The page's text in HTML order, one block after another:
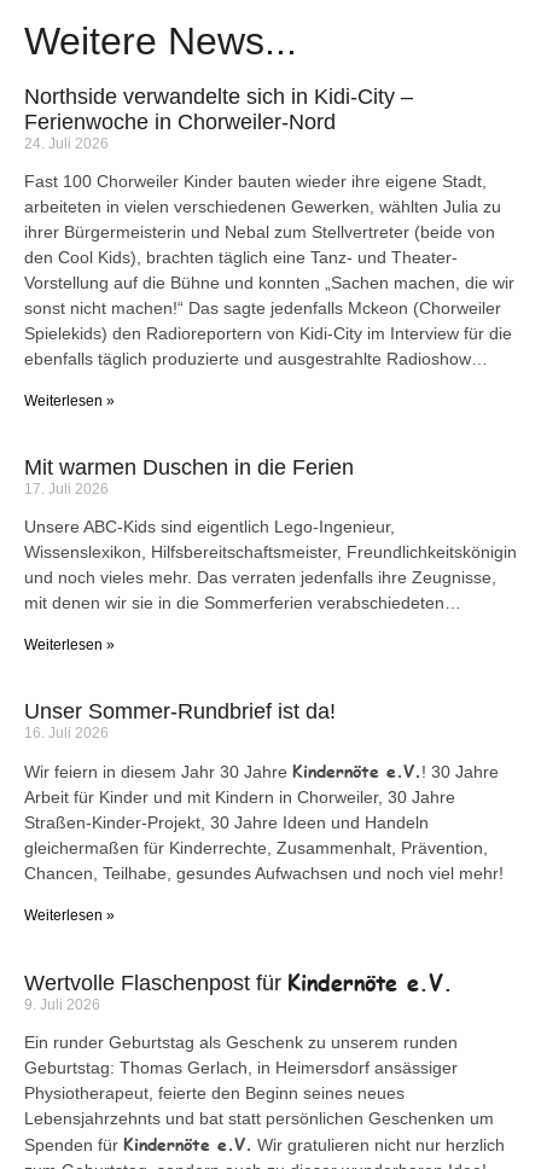
Weitere News...
Northside verwandelte sich in Kidi-City –
Ferienwoche in Chorweiler-Nord
24. Juli 2026
Fast 100 Chorweiler Kinder bauten wieder ihre eigene Stadt,
arbeiteten in vielen verschiedenen Gewerken, wählten Julia zu
ihrer Bürgermeisterin und Nebal zum Stellvertreter (beide von
den Cool Kids), brachten täglich eine Tanz- und Theater-
Vorstellung auf die Bühne und konnten „Sachen machen, die wir
sonst nicht machen!“ Das sagte jedenfalls Mckeon (Chorweiler
Spielekids) den Radioreportern von Kidi-City im Interview für die
ebenfalls täglich produzierte und ausgestrahlte Radioshow…
Weiterlesen »
Mit warmen Duschen in die Ferien
17. Juli 2026
Unsere ABC-Kids sind eigentlich Lego-Ingenieur,
Wissenslexikon, Hilfsbereitschaftsmeister, Freundlichkeitskönigin
und noch vieles mehr. Das verraten jedenfalls ihre Zeugnisse,
mit denen wir sie in die Sommerferien verabschiedeten…
Weiterlesen »
Unser Sommer-Rundbrief ist da!
16. Juli 2026
Wir feiern in diesem Jahr 30 Jahre Kindernöte e.V.! 30 Jahre
Arbeit für Kinder und mit Kindern in Chorweiler, 30 Jahre
Straßen-Kinder-Projekt, 30 Jahre Ideen und Handeln
gleichermaßen für Kinderrechte, Zusammenhalt, Prävention,
Chancen, Teilhabe, gesundes Aufwachsen und noch viel mehr!
Weiterlesen »
Wertvolle Flaschenpost für Kindernöte e.V.
9. Juli 2026
Ein runder Geburtstag als Geschenk zu unserem runden
Geburtstag: Thomas Gerlach, in Heimersdorf ansässiger
Physiotherapeut, feierte den Beginn seines neues
Lebensjahrzehnts und bat statt persönlichen Geschenken um
Spenden für Kindernöte e.V. Wir gratulieren nicht nur herzlich